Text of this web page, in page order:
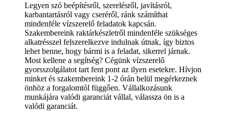
Legyen szó beépítésről, szerelésről, javításról,
karbantartásról vagy cseréről, ránk számíthat
mindenféle vízszerelő feladatok kapcsán.
Szakembereink raktárkészletről mindenféle szükséges
alkatrésszel felszerelkezve indulnak útnak, így biztos
lehet benne, hogy bármi is a feladat, sikerrel járnak.
Most kellene a segítség? Cégünk vízszerelő
gyorsszolgálatot tart fent pont az ilyen esetekre. Hívjon
minket és szakembereink 1-2 órán belül megérkeznek
önhöz a forgalomtól függően. Vállalkozásunk
munkájára valódi garanciát vállal, válassza ön is a
valódi garanciát.